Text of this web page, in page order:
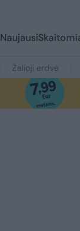
Naujausi
Žalioji erdvė